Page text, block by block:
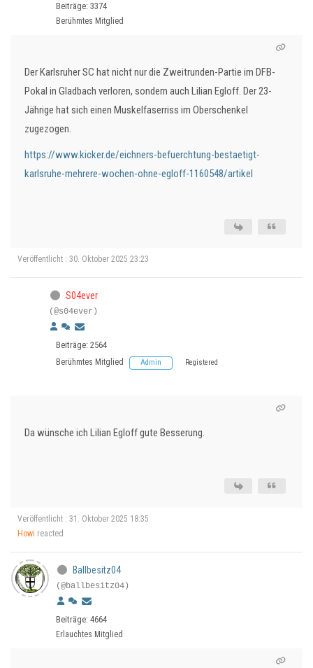
Beiträge: 3374
Berühmtes Mitglied
Der Karlsruher SC hat nicht nur die Zweitrunden-Partie im DFB-
Pokal in Gladbach verloren, sondern auch Lilian Egloff. Der 23-
Jährige hat sich einen Muskelfaserriss im Oberschenkel
zugezogen.
https://www.kicker.de/eichners-befuerchtung-bestaetigt-
karlsruhe-mehrere-wochen-ohne-egloff-1160548/artikel
Veröffentlicht : 30. Oktober 2025 23:23
S04ever
(@s04ever)
Beiträge: 2564
Berühmtes Mitglied Admin Registered
Da wünsche ich Lilian Egloff gute Besserung.
Veröffentlicht : 31. Oktober 2025 18:35
Howi reacted
Ballbesitz04
(@ballbesitz04)
Beiträge: 4664
Erlauchtes Mitglied